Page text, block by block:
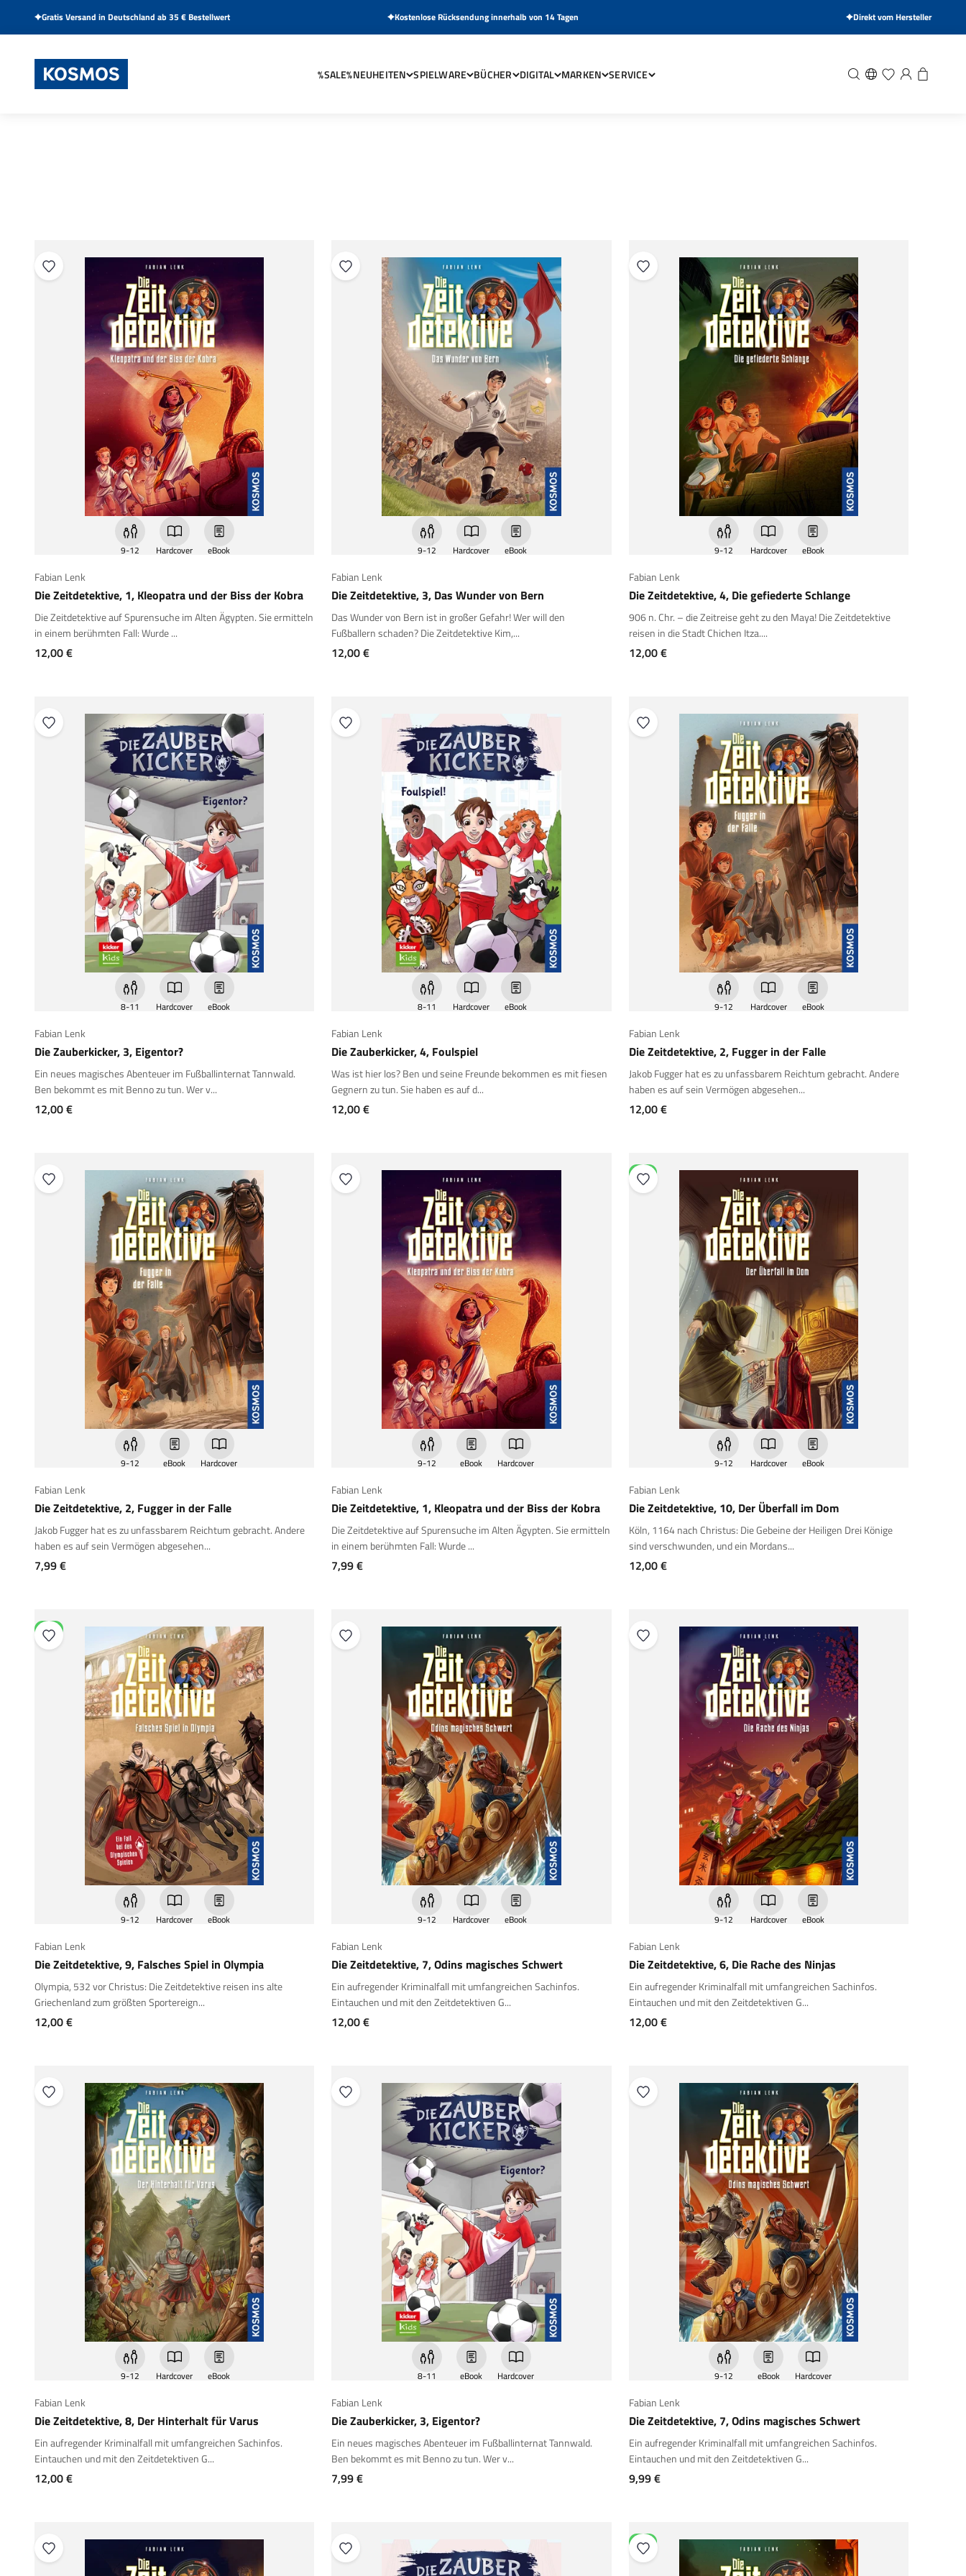
Gratis Versand in Deutschland ab 35 € Bestellwert Kostenlose Rücksendung innerhalb von 14 Tagen Direkt vom Hersteller
%SALE%NEUHEITEN SPIELWARE BÜCHER DIGITAL MARKEN SERVICE
KOSMOS Verlag Suche Wunschliste
Anmelden
FL
9-12 Hardcover eBook
Fabian Lenk
Die Zeitdetektive, 1, Kleopatra und der Biss der Kobra
Die Zeitdetektive auf Spurensuche im Alten Ägypten. Sie ermitteln
in einem berühmten Fall: Wurde ...
Angebot
12,00 €
9-12 Hardcover eBook
Fabian Lenk
Die Zeitdetektive, 3, Das Wunder von Bern
Das Wunder von Bern ist in großer Gefahr! Wer will den
Fußballern schaden? Die Zeitdetektive Kim,...
Angebot
12,00 €
9-12 Hardcover eBook
Fabian Lenk
Die Zeitdetektive, 4, Die gefiederte Schlange
906 n. Chr. – die Zeitreise geht zu den Maya! Die Zeitdetektive
reisen in die Stadt Chichen Itza....
Angebot
12,00 €
8-11 Hardcover eBook
Fabian Lenk
Die Zauberkicker, 3, Eigentor?
Ein neues magisches Abenteuer im Fußballinternat Tannwald.
Ben bekommt es mit Benno zu tun. Wer v...
Angebot
12,00 €
8-11 Hardcover eBook
Fabian Lenk
Die Zauberkicker, 4, Foulspiel
Was ist hier los? Ben und seine Freunde bekommen es mit fiesen
Gegnern zu tun. Sie haben es auf d...
Angebot
12,00 €
9-12 Hardcover eBook
Fabian Lenk
Die Zeitdetektive, 2, Fugger in der Falle
Jakob Fugger hat es zu unfassbarem Reichtum gebracht. Andere
haben es auf sein Vermögen abgesehen...
Angebot
12,00 €
9-12 eBook Hardcover
Fabian Lenk
Die Zeitdetektive, 2, Fugger in der Falle
Jakob Fugger hat es zu unfassbarem Reichtum gebracht. Andere
haben es auf sein Vermögen abgesehen...
Angebot
7,99 €
9-12 eBook Hardcover
Fabian Lenk
Die Zeitdetektive, 1, Kleopatra und der Biss der Kobra
Die Zeitdetektive auf Spurensuche im Alten Ägypten. Sie ermitteln
in einem berühmten Fall: Wurde ...
Angebot
7,99 €
NEU
9-12 Hardcover eBook
Fabian Lenk
Die Zeitdetektive, 10, Der Überfall im Dom
Köln, 1164 nach Christus: Die Gebeine der Heiligen Drei Könige
sind verschwunden, und ein Mordans...
Angebot
12,00 €
NEU
9-12 Hardcover eBook
Fabian Lenk
Die Zeitdetektive, 9, Falsches Spiel in Olympia
Olympia, 532 vor Christus: Die Zeitdetektive reisen ins alte
Griechenland zum größten Sportereign...
Angebot
12,00 €
9-12 Hardcover eBook
Fabian Lenk
Die Zeitdetektive, 7, Odins magisches Schwert
Ein aufregender Kriminalfall mit umfangreichen Sachinfos.
Eintauchen und mit den Zeitdetektiven G...
Angebot
12,00 €
9-12 Hardcover eBook
Fabian Lenk
Die Zeitdetektive, 6, Die Rache des Ninjas
Ein aufregender Kriminalfall mit umfangreichen Sachinfos.
Eintauchen und mit den Zeitdetektiven G...
Angebot
12,00 €
9-12 Hardcover eBook
Fabian Lenk
Die Zeitdetektive, 8, Der Hinterhalt für Varus
Ein aufregender Kriminalfall mit umfangreichen Sachinfos.
Eintauchen und mit den Zeitdetektiven G...
Angebot
12,00 €
8-11 eBook Hardcover
Fabian Lenk
Die Zauberkicker, 3, Eigentor?
Ein neues magisches Abenteuer im Fußballinternat Tannwald.
Ben bekommt es mit Benno zu tun. Wer v...
Angebot
7,99 €
9-12 eBook Hardcover
Fabian Lenk
Die Zeitdetektive, 7, Odins magisches Schwert
Ein aufregender Kriminalfall mit umfangreichen Sachinfos.
Eintauchen und mit den Zeitdetektiven G...
Angebot
9,99 €
NEU